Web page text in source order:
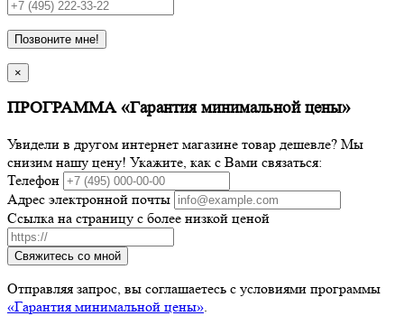
Позвоните мне!
×
ПРОГРАММА «Гарантия минимальной цены»
Увидели в другом интернет магазине товар дешевле? Мы
снизим нашу цену! Укажите, как с Вами связаться:
Телефон
Адрес электронной почты
Ссылка на страницу с более низкой ценой
Свяжитесь со мной
Отправляя запрос, вы соглашаетесь с условиями программы
«Гарантия минимальной цены».